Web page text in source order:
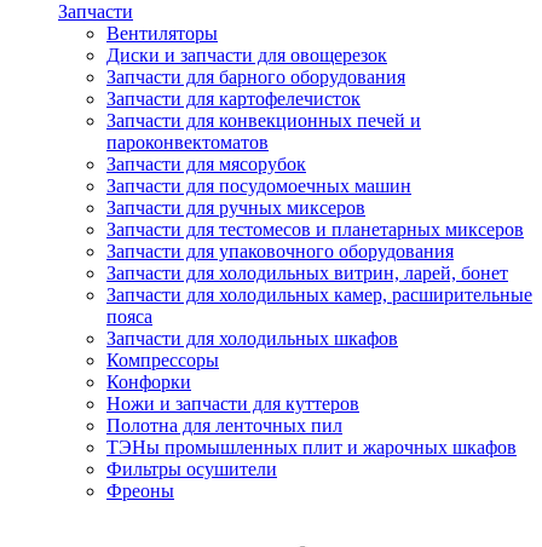
Запчасти
Вентиляторы
Диски и запчасти для овощерезок
Запчасти для барного оборудования
Запчасти для картофелечисток
Запчасти для конвекционных печей и
пароконвектоматов
Запчасти для мясорубок
Запчасти для посудомоечных машин
Запчасти для ручных миксеров
Запчасти для тестомесов и планетарных миксеров
Запчасти для упаковочного оборудования
Запчасти для холодильных витрин, ларей, бонет
Запчасти для холодильных камер, расширительные
пояса
Запчасти для холодильных шкафов
Компрессоры
Конфорки
Ножи и запчасти для куттеров
Полотна для ленточных пил
ТЭНы промышленных плит и жарочных шкафов
Фильтры осушители
Фреоны